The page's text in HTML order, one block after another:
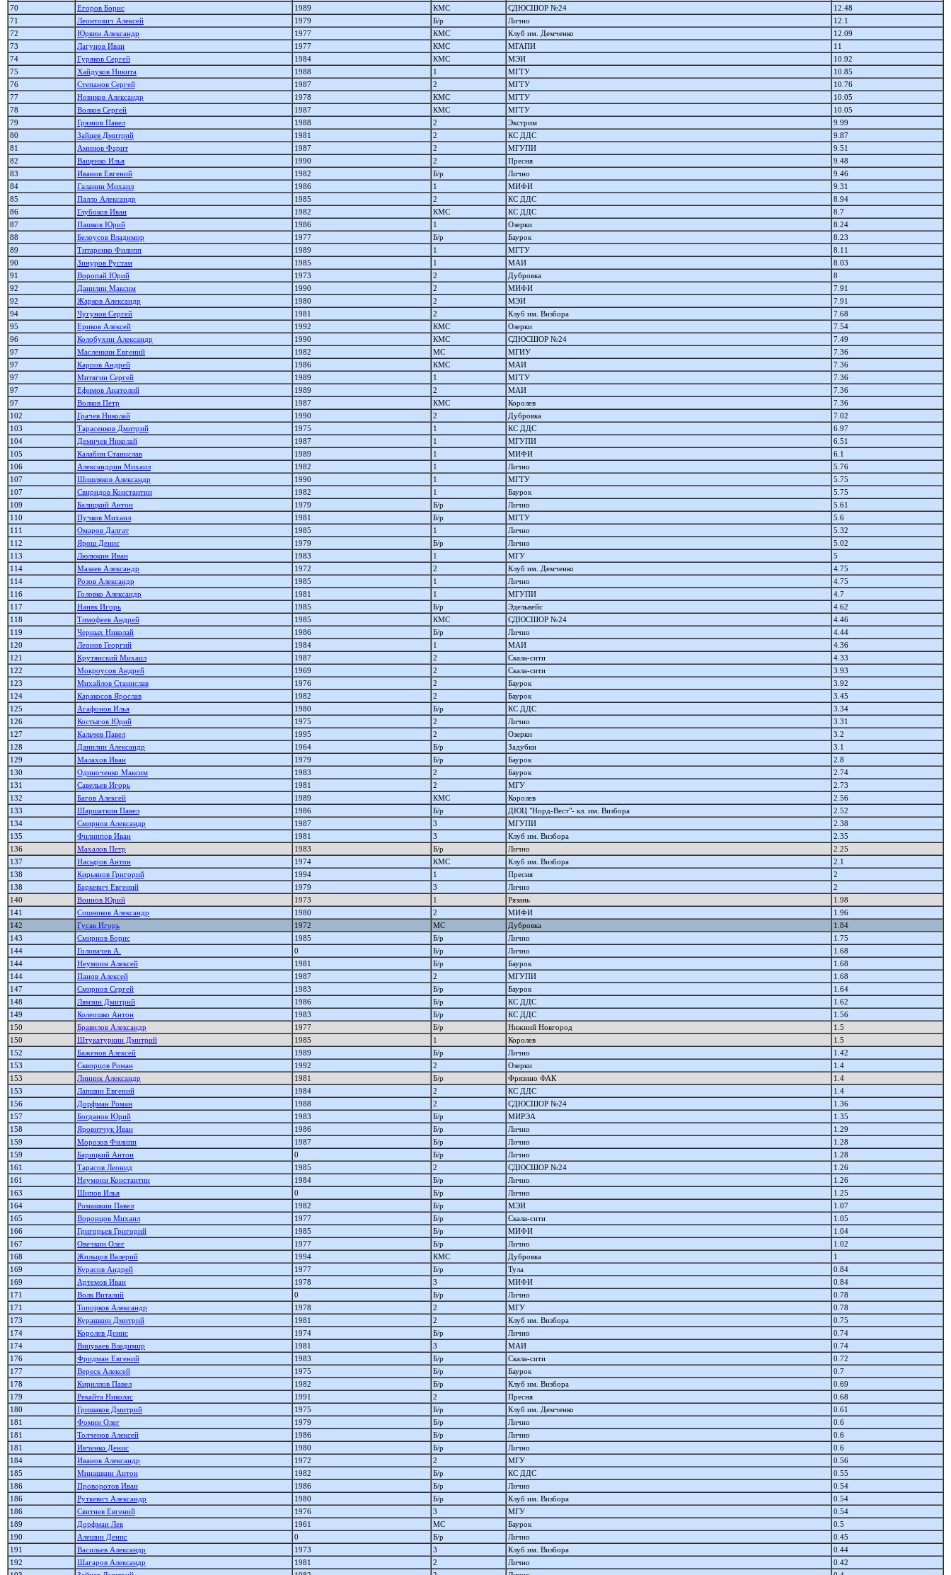
70
Егоров Борис 1989 КМС СДЮСШОР №24
12.48
71
Леонтович Алексей 1979 Б/р Лично
12.1
72
Юркин Александр 1977 КМС Клуб им. Демченко
12.09
73
Лагунов Иван 1977 КМС МГАПИ
11
74
Гуряков Сергей 1984 КМС МЭИ
10.92
75
Хайдуков Никита 1988 1 МГТУ
10.85
76
Степанов Сергей 1987 2 МГТУ
10.76
77
Новиков Александр 1978 КМС МГТУ
10.05
78
Волков Сергей 1987 КМС МГТУ
10.05
79
Грязнов Павел 1988 2 Экстрим
9.99
80
Зайцев Дмитрий 1981 2 КС ДДС
9.87
81
Аминов Фарит 1987 2 МГУПИ
9.51
82
Ващенко Илья 1990 2 Пресня
9.48
83
Иванов Евгений 1982 Б/р Лично
9.46
84
Галанин Михаил 1986 1 МИФИ
9.31
85
Палло Александр 1985 2 КС ДДС
8.94
86
Глубоков Иван 1982 КМС КС ДДС
8.7
87
Пашков Юрий 1986 1 Озерки
8.24
88
Белоусов Владимир 1977 Б/р Баурок
8.23
89
Титаренко Филипп 1989 1 МГТУ
8.11
90
Зинуров Рустам 1985 1 МАИ
8.03
91
Воропай Юрий 1973 2 Дубровка
8
92
Данилин Максим 1990 2 МИФИ
7.91
92
Жарков Александр 1980 2 МЭИ
7.91
94
Чугунов Сергей 1981 2 Клуб им. Визбора
7.68
95
Ериков Алексей 1992 КМС Озерки
7.54
96
Колобухин Александр 1990 КМС СДЮСШОР №24
7.49
97
Масленкин Евгений 1982 МС МГИУ
7.36
97
Карпов Андрей 1986 КМС МАИ
7.36
97
Митягин Сергей 1989 1 МГТУ
7.36
97
Ефимов Анатолий 1989 2 МАИ
7.36
97
Волков Петр 1987 КМС Королев
7.36
102
Грачев Николай 1990 2 Дубровка
7.02
103
Тарасенков Дмитрий 1975 1 КС ДДС
6.97
104
Демичев Николай 1987 1 МГУПИ
6.51
105
Калабин Станислав 1989 1 МИФИ
6.1
106
Александрин Михаил 1982 1 Лично
5.76
107
Шишляков Александр 1990 1 МГТУ
5.75
107
Свиридов Константин 1982 1 Баурок
5.75
109
Балицкий Антон 1979 Б/р Лично
5.61
110
Пучков Михаил 1981 Б/р МГТУ
5.6
111
Омаров Далгат 1985 1 Лично
5.32
112
Ярош Денис 1979 Б/р Лично
5.02
113
Люлюкин Иван 1983 1 МГУ
5
114
Мазаев Александр 1972 2 Клуб им. Демченко
4.75
114
Розов Александр 1985 1 Лично
4.75
116
Головко Александр 1981 1 МГУПИ
4.7
117
Наняк Игорь 1985 Б/р Эдельвейс
4.62
118
Тимофеев Андрей 1985 КМС СДЮСШОР №24
4.46
119
Черных Николай 1986 Б/р Лично
4.44
120
Леонов Георгий 1984 1 МАИ
4.36
121
Крутянский Михаил 1987 2 Скала-сити
4.33
122
Мокроусов Андрей 1969 2 Скала-сити
3.93
123
Михайлов Станислав 1976 2 Баурок
3.92
124
Каракосов Ярослав 1982 2 Баурок
3.45
125
Агафонов Илья 1980 Б/р КС ДДС
3.34
126
Костыгов Юрий 1975 2 Лично
3.31
127
Кальчев Павел 1995 2 Озерки
3.2
128
Данилин Александр 1964 Б/р Задубки
3.1
129
Малахов Иван 1979 Б/р Баурок
2.8
130
Одиноченко Максим 1983 2 Баурок
2.74
131
Савельев Игорь 1981 2 МГУ
2.73
132
Багов Алексей 1989 КМС Королев
2.56
133
Шаршаткин Павел 1986 Б/р ДЮЦ "Норд-Вест"- кл. им. Визбора
2.52
134
Смирнов Александр 1987 3 МГУПИ
2.38
135
Филиппов Иван 1981 3 Клуб им. Визбора
2.35
136
Махалов Петр 1983 Б/р Лично
2.25
137
Насыров Антон 1974 КМС Клуб им. Визбора
2.1
138
Кирьянов Григорий 1994 1 Пресня
2
138
Баркевич Евгений 1979 3 Лично
2
140
Воинов Юрий 1973 1 Рязань
1.98
141
Сошников Александр 1980 2 МИФИ
1.96
142
Гусак Игорь 1972 МС Дубровка
1.84
143
Смирнов Борис 1985 Б/р Лично
1.75
144
Головачев А. 0 Б/р Лично
1.68
144
Неумоин Алексей 1981 Б/р Баурок
1.68
144
Панов Алекcей 1987 2 МГУПИ
1.68
147
Смирнов Сергей 1983 Б/р Баурок
1.64
148
Лямзин Дмитрий 1986 Б/р КС ДДС
1.62
149
Колеошко Антон 1983 Б/р КС ДДС
1.56
150
Бравилов Александр 1977 Б/р Нижний Новгород
1.5
150
Штукатуркин Дмитрий 1985 1 Королев
1.5
152
Баженов Алексей 1989 Б/р Лично
1.42
153
Скворцов Роман 1992 2 Озерки
1.4
153
Линник Александр 1981 Б/р Фрязино ФАК
1.4
153
Лапшин Евгений 1984 2 КС ДДС
1.4
156
Дорфман Роман 1988 2 СДЮСШОР №24
1.36
157
Богданов Юрий 1983 Б/р МИРЭА
1.35
158
Яровитчук Иван 1986 Б/р Лично
1.29
159
Морозов Филипп 1987 Б/р Лично
1.28
159
Барицкий Антон 0 Б/р Лично
1.28
161
Тарасов Леонид 1985 2 СДЮСШОР №24
1.26
161
Неумоин Константин 1984 Б/р Лично
1.26
163
Шипов Илья 0 Б/р Лично
1.25
164
Ромашкин Павел 1982 Б/р МЭИ
1.07
165
Воронцов Михаил 1977 Б/р Скала-сити
1.05
166
Григорьев Григорий 1985 Б/р МИФИ
1.04
167
Овечкин Олег 1977 Б/р Лично
1.02
168
Жильцов Валерий 1994 КМС Дубровка
1
169
Курасов Андрей 1977 Б/р Тула
0.84
169
Артемов Иван 1978 3 МИФИ
0.84
171
Волк Виталий 0 Б/р Лично
0.78
171
Топорков Александр 1978 2 МГУ
0.78
173
Курашкин Дмитрий 1981 2 Клуб им. Визбора
0.75
174
Королев Денис 1974 Б/р Лично
0.74
174
Вицукаев Владимир 1981 3 МАИ
0.74
176
Фридман Евгений 1983 Б/р Скала-сити
0.72
177
Вереск Алексей 1975 Б/р Баурок
0.7
178
Кириллов Павел 1982 Б/р Клуб им. Визбора
0.69
179
Рекайта Николас 1991 2 Пресня
0.68
180
Гришаков Дмитрий 1975 Б/р Клуб им. Демченко
0.61
181
Фомин Олег 1979 Б/р Лично
0.6
181
Толченов Алексей 1986 Б/р Лично
0.6
181
Ивченко Денис 1980 Б/р Лично
0.6
184
Иванов Александр 1972 2 МГУ
0.56
185
Минашкин Антон 1982 Б/р КС ДДС
0.55
186
Проворотов Иван 1986 Б/р Лично
0.54
186
Руткевич Александр 1980 Б/р Клуб им. Визбора
0.54
186
Свитнев Евгений 1976 3 МГУ
0.54
189
Дорфман Лев 1961 МС Баурок
0.5
190
Алешин Денис 0 Б/р Лично
0.45
191
Васильев Александр 1973 3 Клуб им. Визбора
0.44
192
Шагаров Александр 1981 2 Лично
0.42